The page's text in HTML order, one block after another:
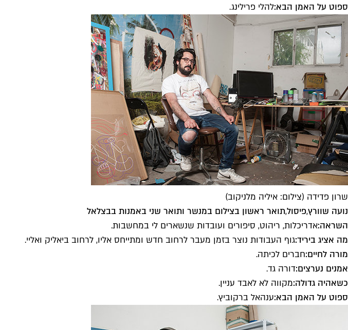
ספוט על האמן הבא:להלי פרילינג.
שרון פדידה (צילום: איליה מלניקוב)
נועה שוורץ,פיסול,תואר ראשון בצילום במנשר ותואר שני באמנות בבצלאל
השראה:אדריכלות, ריהוט, סיפורים ועובדות שנשארים לי במחשבות.
מה אציג ביריד:גוף העבודות נוצר בזמן מעבר לרחוב חדש ומתייחס אליו, לרחוב ביאליק ואליי.
מורה לחיים:חברים לכיתה.
אמנים נערצים:דורה גד.
כשאהיה גדולה:מקווה לא לאבד עניין.
ספוט על האמן הבא:ענהאל ברקוביץ.